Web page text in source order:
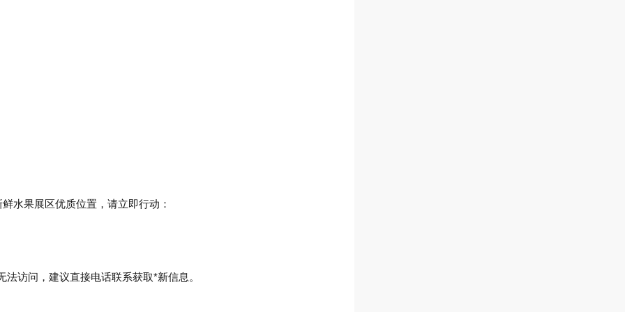
水果展区优质位置，请立即行动：
访问，建议直接电话联系获取*新信息。